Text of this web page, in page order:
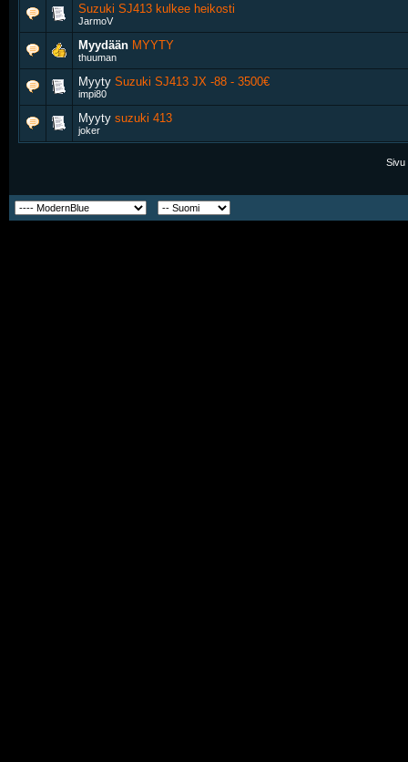
Suzuki SJ413 kulkee heikosti
JarmoV
Myydään MYYTY
thuuman
Myyty Suzuki SJ413 JX -88 - 3500€
impi80
Myyty suzuki 413
joker
Sivu